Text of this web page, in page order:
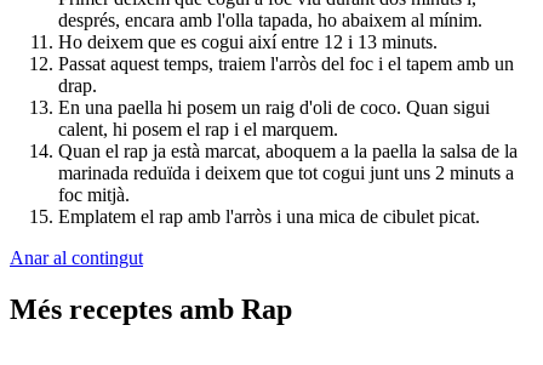
després, encara amb l'olla tapada, ho abaixem al mínim.
Ho deixem que es cogui així entre 12 i 13 minuts.
Passat aquest temps, traiem l'arròs del foc i el tapem amb un
drap.
En una paella hi posem un raig d'oli de coco. Quan sigui
calent, hi posem el rap i el marquem.
Quan el rap ja està marcat, aboquem a la paella la salsa de la
marinada reduïda i deixem que tot cogui junt uns 2 minuts a
foc mitjà.
Emplatem el rap amb l'arròs i una mica de cibulet picat.
Anar al contingut
Més receptes amb Rap